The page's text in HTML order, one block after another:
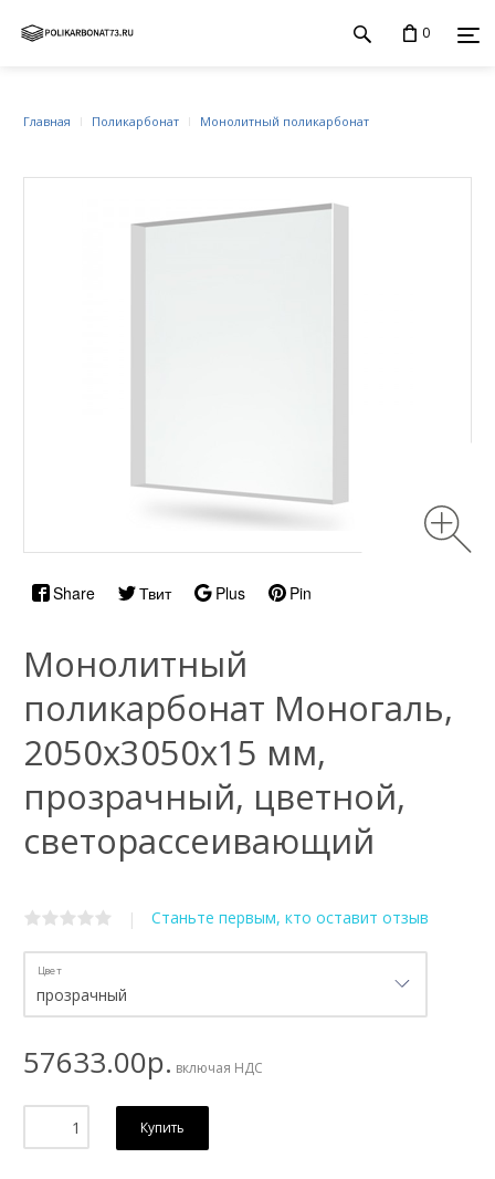
0
Share Твит Plus Pin
Главная Поликарбонат Монолитный поликарбонат
Монолитный
поликарбонат Моногаль,
2050х3050x15 мм,
прозрачный, цветной,
светорассеивающий
| Станьте первым, кто оставит отзыв
Цвет
57633.00р. включая НДС
Купить